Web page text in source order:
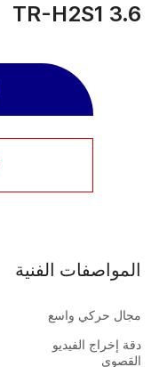
TR-H2S1 3.6
المواصفات الفنية
مجال حركي واسع
دقة إخراج الفيديو
القصوى